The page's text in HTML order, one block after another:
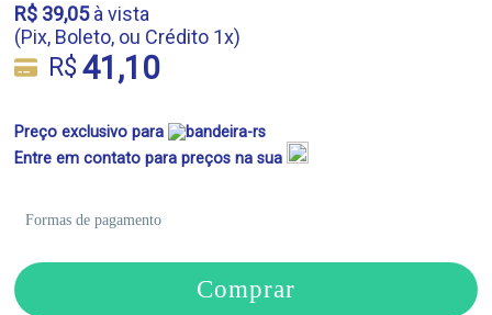
R$ 39,05 à vista
(Pix, Boleto, ou Crédito 1x)
R$ 41,10
Preço exclusivo para
Entre em contato para preços na sua
Formas de pagamento
Comprar